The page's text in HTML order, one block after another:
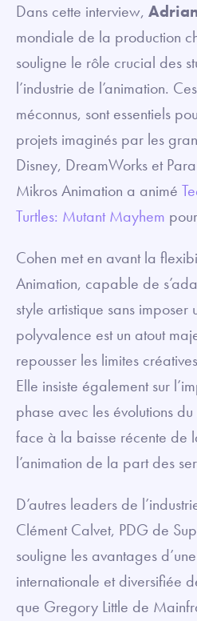
Dans cette interview,
mondiale de la production
souligne le rôle crucial des
l’industrie de l’animation.
méconnus, sont essentiels
projets imaginés par les
Disney, DreamWorks et
Mikros Animation a animé
Turtles: Mutant Mayhem
Cohen met en avant la
Animation, capable de
style artistique sans imposer
polyvalence est un atout
repousser les limites
Elle insiste également sur
phase avec les évolutions
face à la baisse récente de
l’animation de la part des
D’autres leaders de
Clément Calvet, PDG de
souligne les avantages
internationale et diversifiée
que Gregory Little de